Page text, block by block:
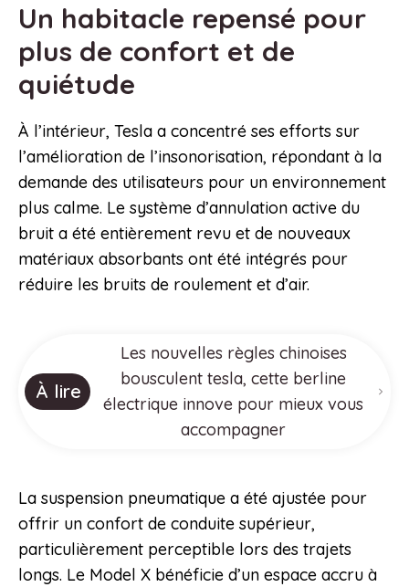
Un habitacle repensé pour
plus de confort et de
quiétude
À l’intérieur, Tesla a concentré ses efforts sur
l’amélioration de l’insonorisation, répondant à la
demande des utilisateurs pour un environnement
plus calme. Le système d’annulation active du
bruit a été entièrement revu et de nouveaux
matériaux absorbants ont été intégrés pour
réduire les bruits de roulement et d’air.
À lire
Les nouvelles règles chinoises
bousculent tesla, cette berline
électrique innove pour mieux vous
accompagner
La suspension pneumatique a été ajustée pour
offrir un confort de conduite supérieur,
particulièrement perceptible lors des trajets
longs. Le Model X bénéficie d’un espace accru à